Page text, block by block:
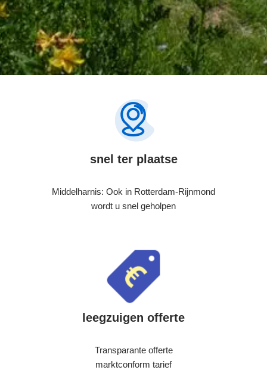
snel ter plaatse
Middelharnis: Ook in Rotterdam-Rijnmond
wordt u snel geholpen
leegzuigen offerte
Transparante offerte
marktconform tarief